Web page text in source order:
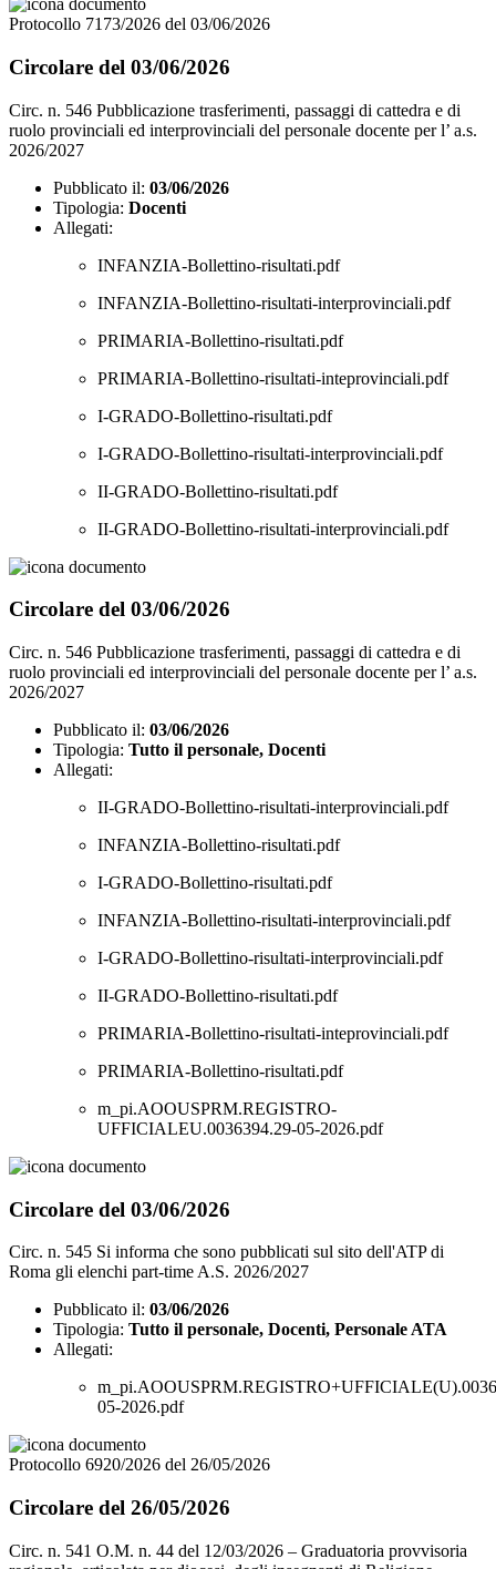
Protocollo 7173/2026 del 03/06/2026
Circolare del 03/06/2026
Circ. n. 546 Pubblicazione trasferimenti, passaggi di cattedra e di
ruolo provinciali ed interprovinciali del personale docente per l’ a.s.
2026/2027
Pubblicato il: 03/06/2026
Tipologia: Docenti
Allegati:
INFANZIA-Bollettino-risultati.pdf
INFANZIA-Bollettino-risultati-interprovinciali.pdf
PRIMARIA-Bollettino-risultati.pdf
PRIMARIA-Bollettino-risultati-inteprovinciali.pdf
I-GRADO-Bollettino-risultati.pdf
I-GRADO-Bollettino-risultati-interprovinciali.pdf
II-GRADO-Bollettino-risultati.pdf
II-GRADO-Bollettino-risultati-interprovinciali.pdf
Circolare del 03/06/2026
Circ. n. 546 Pubblicazione trasferimenti, passaggi di cattedra e di
ruolo provinciali ed interprovinciali del personale docente per l’ a.s.
2026/2027
Pubblicato il: 03/06/2026
Tipologia: Tutto il personale, Docenti
Allegati:
II-GRADO-Bollettino-risultati-interprovinciali.pdf
INFANZIA-Bollettino-risultati.pdf
I-GRADO-Bollettino-risultati.pdf
INFANZIA-Bollettino-risultati-interprovinciali.pdf
I-GRADO-Bollettino-risultati-interprovinciali.pdf
II-GRADO-Bollettino-risultati.pdf
PRIMARIA-Bollettino-risultati-inteprovinciali.pdf
PRIMARIA-Bollettino-risultati.pdf
m_pi.AOOUSPRM.REGISTRO-
UFFICIALEU.0036394.29-05-2026.pdf
Circolare del 03/06/2026
Circ. n. 545 Si informa che sono pubblicati sul sito dell'ATP di
Roma gli elenchi part-time A.S. 2026/2027
Pubblicato il: 03/06/2026
Tipologia: Tutto il personale, Docenti, Personale ATA
Allegati:
05-2026.pdf
Protocollo 6920/2026 del 26/05/2026
Circolare del 26/05/2026
Circ. n. 541 O.M. n. 44 del 12/03/2026 – Graduatoria provvisoria